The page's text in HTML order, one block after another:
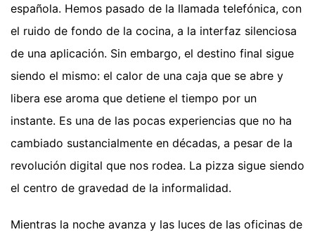
española. Hemos pasado de la llamada telefónica, con
el ruido de fondo de la cocina, a la interfaz silenciosa
de una aplicación. Sin embargo, el destino final sigue
siendo el mismo: el calor de una caja que se abre y
libera ese aroma que detiene el tiempo por un
instante. Es una de las pocas experiencias que no ha
cambiado sustancialmente en décadas, a pesar de la
revolución digital que nos rodea. La pizza sigue siendo
el centro de gravedad de la informalidad.
Mientras la noche avanza y las luces de las oficinas de